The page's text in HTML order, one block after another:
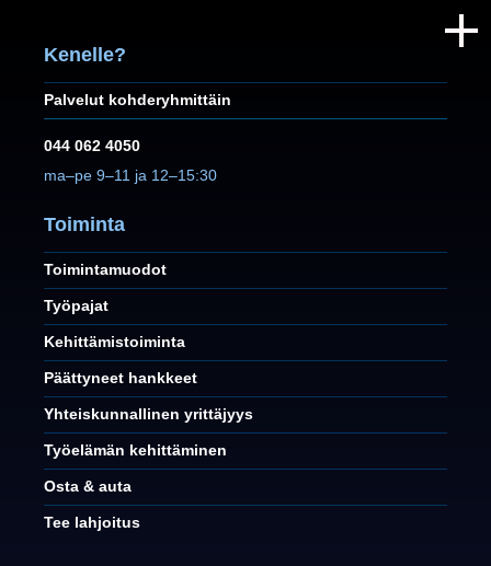
Kenelle?
Palvelut kohderyhmittäin
044 062 4050
ma–pe 9–11 ja 12–15:30
Toiminta
Toimintamuodot
Työpajat
Kehittämistoiminta
Päättyneet hankkeet
Yhteiskunnallinen yrittäjyys
Työelämän kehittäminen
Osta & auta
Tee lahjoitus